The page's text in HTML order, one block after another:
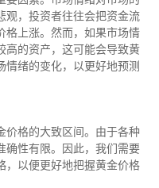
观，投资者往往会把资金流
格上涨。然而，如果市场情
高的资产，这可能会导致黄
绪的变化，以更好地预测
价格的大致区间。由于各种
确性有限。因此，我们需要
，以便更好地把握黄金价格